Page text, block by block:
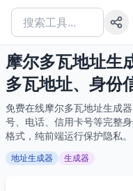
摩尔多瓦地址生
多瓦地址、身份
免费在线摩尔多瓦地址生成
号、电话、信用卡号等完整
格式，纯前端运行保护隐私。
地址生成器 生成器